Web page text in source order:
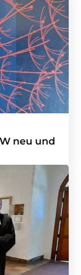
neu und